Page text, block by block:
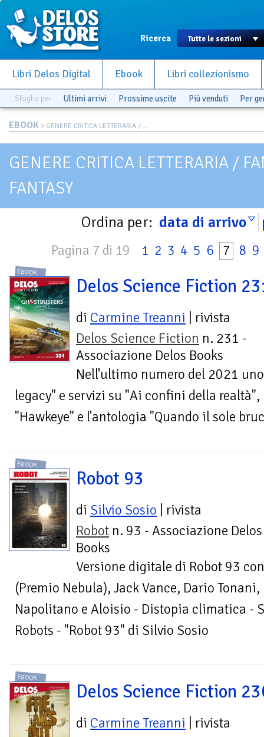
Ricerca
Libri Delos Digital Ebook Libri collezionismo
Sfoglia per Ultimi arrivi Prossime uscite Più venduti Per
EBOOK > GENERE CRITICA LETTERARIA / ...
GENERE CRITICA LETTERARIA /
FANTASY
Ordina per: data di arrivo
Pagina 7 di 19 1 2 3 4 5 6 7 8 9
EBOOK
Delos Science Fiction
di Carmine Treanni | rivista
Delos Science Fiction n. 231 -
Associazione Delos Books
Nell'ultimo numero del 2021
legacy" e servizi su "Ai confini della
"Hawkeye" e l'antologia "Quando il sole
EBOOK
Robot 93
di Silvio Sosio | rivista
Robot n. 93 - Associazione Delos
Books
Versione digitale di Robot 93
(Premio Nebula), Jack Vance, Dario
Napolitano e Aloisio - Distopia climatica -
Robots - "Robot 93" di Silvio Sosio
EBOOK
Delos Science Fiction
di Carmine Treanni | rivista